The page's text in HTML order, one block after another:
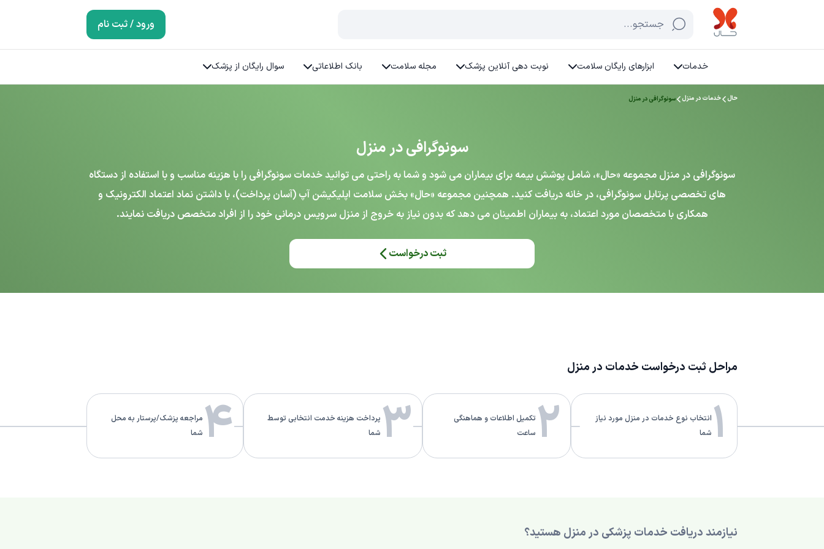
جستجو... ورود / ثبت نام
خدمات ابزارهای رایگان سلامت نوبت دهی آنلاین پزشک مجله سلامت بانک اطلاعاتی سوال رایگان از پزشک
حال خدمات در منزل سونوگرافی در منزل
سونوگرافی در منزل
سونوگرافی در منزل مجموعه «حال»، شامل پوشش بیمه برای بیماران می شود و شما به راحتی می توانید خدمات سونوگرافی را با هزینه مناسب و با استفاده از دستگاه
های تخصصی پرتابل سونوگرافی، در خانه دریافت کنید. همچنین مجموعه «حال» بخش سلامت اپلیکیشن آپ (آسان پرداخت)، با داشتن نماد اعتماد الکترونیک و
همکاری با متخصصان مورد اعتماد، به بیماران اطمینان می دهد که بدون نیاز به خروج از منزل سرویس درمانی خود را از افراد متخصص دریافت نمایند.
ثبت درخواست
مراحل ثبت درخواست خدمات در منزل
1 انتخاب نوع خدمات در منزل مورد نیاز
شما
2 تکمیل اطلاعات و هماهنگی
ساعت
3 پرداخت هزینه خدمت انتخابی توسط
شما
4 مراجعه پزشک/پرستار به محل
شما
نیازمند دریافت خدمات پزشکی در منزل هستید؟